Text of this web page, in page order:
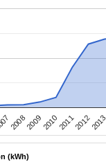
200820092010201120122013
(kWh)